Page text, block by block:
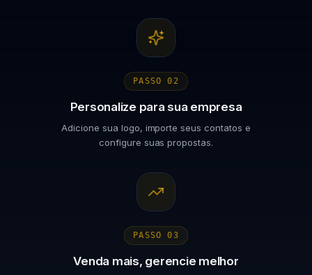
PASSO02
Personalize para sua empresa
Adicione sua logo, importe seus contatos e
configure suas propostas.
PASSO03
Venda mais, gerencie melhor